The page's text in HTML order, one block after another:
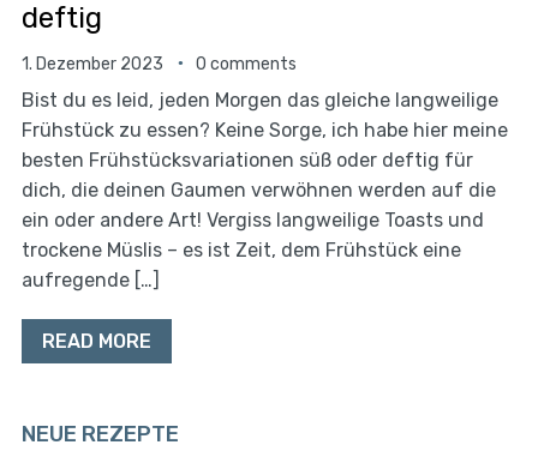
deftig
1. Dezember 2023 0 comments
Bist du es leid, jeden Morgen das gleiche langweilige
Frühstück zu essen? Keine Sorge, ich habe hier meine
besten Frühstücksvariationen süß oder deftig für
dich, die deinen Gaumen verwöhnen werden auf die
ein oder andere Art! Vergiss langweilige Toasts und
trockene Müslis – es ist Zeit, dem Frühstück eine
aufregende […]
READ MORE
NEUE REZEPTE